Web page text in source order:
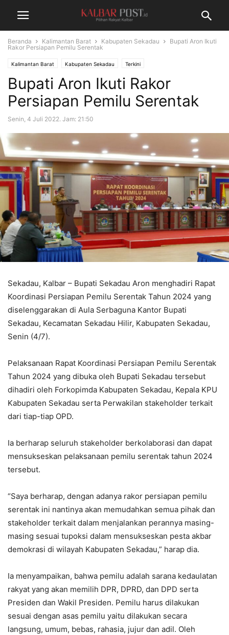
Beranda Kalimantan Barat Kabupaten Sekadau
Bupati Aron Ikuti
Rakor Persiapan Pemilu Serentak
Kalimantan Barat Kabupaten Sekadau Terkini
Bupati Aron Ikuti Rakor
Persiapan Pemilu Serentak
Senin, 4 Juli 2022. Jam: 21:50
Sekadau, Kalbar – Bupati Sekadau Aron menghadiri Rapat
Koordinasi Persiapan Pemilu Serentak Tahun 2024 yang
diselenggarakan di Aula Serbaguna Kantor Bupati
Sekadau, Kecamatan Sekadau Hilir, Kabupaten Sekadau,
Senin (4/7).
Pelaksanaan Rapat Koordinasi Persiapan Pemilu Serentak
Tahun 2024 yang dibuka oleh Bupati Sekadau tersebut
dihadiri oleh Forkopimda Kabupaten Sekadau, Kepala KPU
Kabupaten Sekadau serta Perwakilan stakeholder terkait
dari tiap-tiap OPD.
Ia berharap seluruh stakeholder berkolaborasi dan dapat
mensukseskan pelaksanaan pemilu serentak tahun 2024
tersebut.
“Saya berharap, dengan adanya rakor persiapan pemilu
serentak ini nantinya akan memudahkan semua pihak dan
stakeholder terkait dalam menjalankan perannya masing-
masing sesuai tupoksi dalam mensukseskan pesta akbar
demokrasi di wilayah Kabupaten Sekadau,” harap dia.
Ia menyampaikan, bahwa pemilu adalah sarana kedaulatan
rakyat yang akan memilih DPR, DPRD, dan DPD serta
Presiden dan Wakil Presiden. Pemilu harus dilakukan
sesuai dengan asas pemilu yaitu dilakukan secara
langsung, umum, bebas, rahasia, jujur dan adil. Oleh